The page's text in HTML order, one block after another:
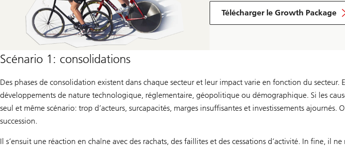
Télécharger le Growth Package
Scénario 1: consolidations
Des phases de consolidation existent dans chaque secteur et leur impact varie en fonction du
développements de nature technologique, réglementaire, géopolitique ou démographique. Si les
seul et même scénario: trop d’acteurs, surcapacités, marges insuffisantes et investissements
succession.
Il s’ensuit une réaction en chaîne avec des rachats, des faillites et des cessations d’activité. In fine, il